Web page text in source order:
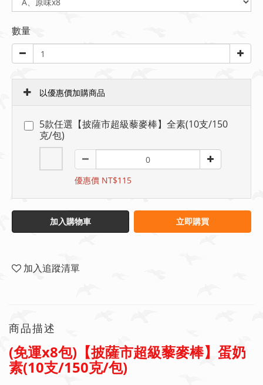
數量
以優惠價加購商品
5款任選【披薩市超級藜麥棒】全素(10支/150
克/包)
優惠價 NT$115
加入購物車 立即購買
加入追蹤清單
商品描述
(免運x8包)【披薩市超級藜麥棒】蛋奶
素(10支/150克/包)